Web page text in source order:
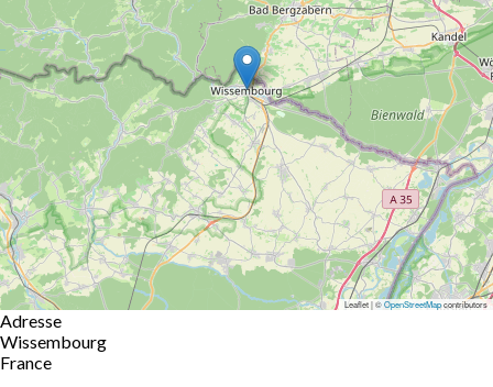
Leaflet | ©OpenStreetMapcontributors
Adresse
Wissembourg
France